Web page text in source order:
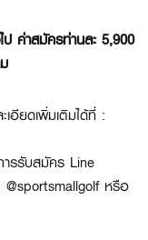
ค่าสมัครท่านละ 5,900
เอียดเพิ่มเติมได้ที่ :
ารรับสมัคร Line
หรือ